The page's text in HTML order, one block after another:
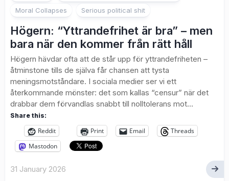
Moral Collapses
Serious political shit
Högern: “Yttrandefrihet är bra” – men
bara när den kommer från rätt håll
Högern hävdar ofta att de står upp för yttrandefriheten –
åtminstone tills de själva får chansen att tysta
meningsmotståndare. I sociala medier ser vi ett
återkommande mönster: det som kallas “censur” när det
drabbar dem förvandlas snabbt till nolltolerans mot...
Share this:
Reddit Print Email
Threads
Mastodon
31 January 2026